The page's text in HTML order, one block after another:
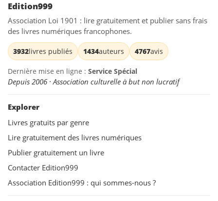
Edition999
Association Loi 1901 : lire gratuitement et publier sans frais
des livres numériques francophones.
3932livres publiés 1434auteurs 4767avis
Dernière mise en ligne : Service Spécial
Depuis 2006 · Association culturelle à but non lucratif
Explorer
Livres gratuits par genre
Lire gratuitement des livres numériques
Publier gratuitement un livre
Contacter Edition999
Association Edition999 : qui sommes-nous ?